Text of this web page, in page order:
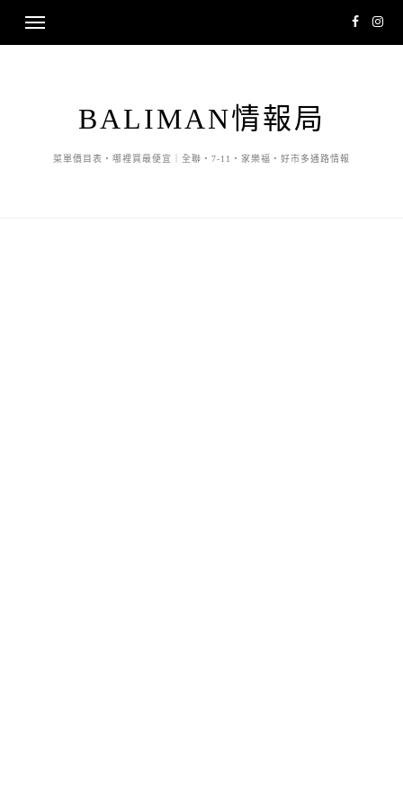
BALIMAN情報局
菜單價目表・哪裡買最便宜｜全聯・7-11・家樂福・好市多通路情報